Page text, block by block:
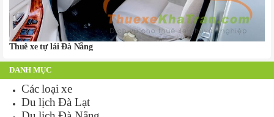
Thuê xe tự lái Đà Nẵng
DANH MỤC
Các loại xe
Du lịch Đà Lạt